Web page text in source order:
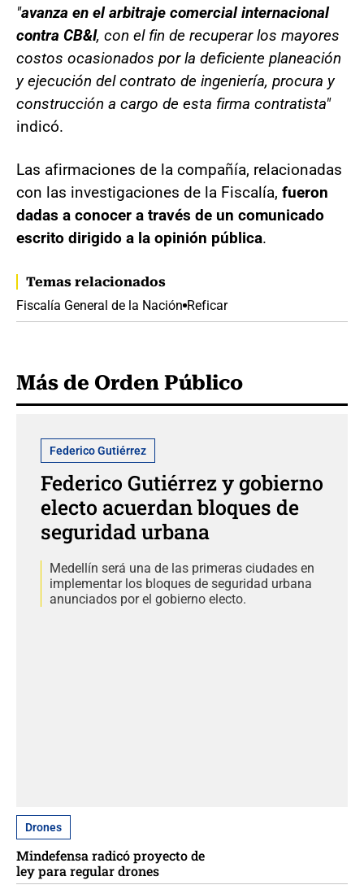
"avanza en el arbitraje comercial internacional
contra CB&I, con el fin de recuperar los mayores
costos ocasionados por la deficiente planeación
y ejecución del contrato de ingeniería, procura y
construcción a cargo de esta firma contratista"
indicó.
Las afirmaciones de la compañía, relacionadas
con las investigaciones de la Fiscalía, fueron
dadas a conocer a través de un comunicado
escrito dirigido a la opinión pública.
Temas relacionados
Fiscalía General de la Nación Reficar
Más de Orden Público
Federico Gutiérrez
Federico Gutiérrez y gobierno
electo acuerdan bloques de
seguridad urbana
Medellín será una de las primeras ciudades en
implementar los bloques de seguridad urbana
anunciados por el gobierno electo.
Drones
Mindefensa radicó proyecto de
ley para regular drones